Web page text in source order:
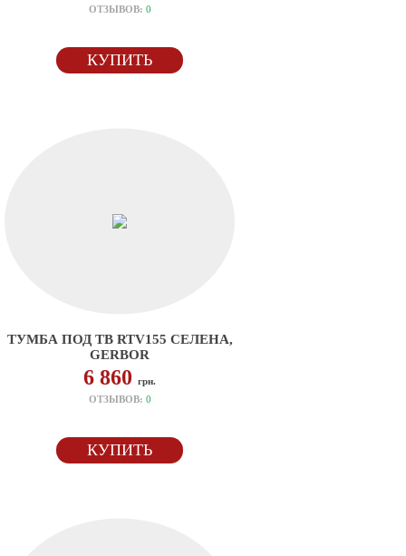
ОТЗЫВОВ: 0
КУПИТЬ
ТУМБА ПОД ТВ RTV155 СЕЛЕНА,
GERBOR
6 860 грн.
ОТЗЫВОВ: 0
КУПИТЬ